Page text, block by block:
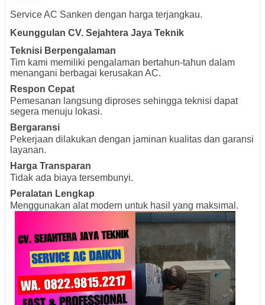
Service AC Sanken dengan harga terjangkau.
Keunggulan CV. Sejahtera Jaya Teknik
Teknisi Berpengalaman
Tim kami memiliki pengalaman bertahun-tahun dalam
menangani berbagai kerusakan AC.
Respon Cepat
Pemesanan langsung diproses sehingga teknisi dapat
segera menuju lokasi.
Bergaransi
Pekerjaan dilakukan dengan jaminan kualitas dan garansi
layanan.
Harga Transparan
Tidak ada biaya tersembunyi.
Peralatan Lengkap
Menggunakan alat modern untuk hasil yang maksimal.